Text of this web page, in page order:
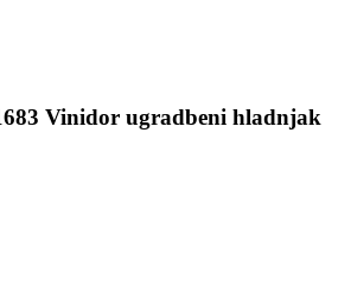
Vinidor ugradbeni hladnjak